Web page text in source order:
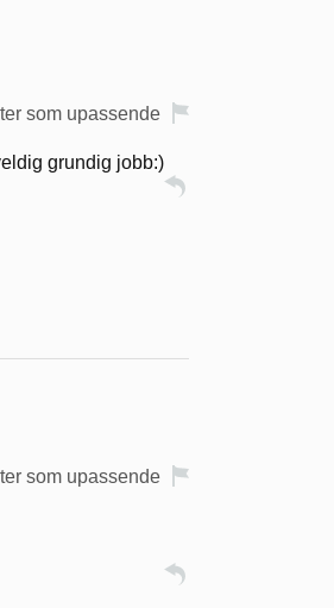
som upassende
grundig jobb:)
som upassende